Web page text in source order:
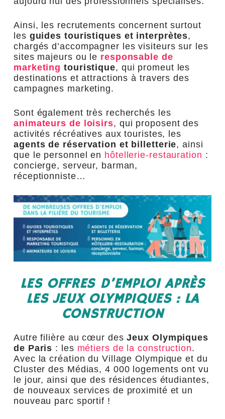
Ainsi, les recrutements concernent surtout
les guides touristiques et interprètes,
chargés d’accompagner les visiteurs sur les
sites majeurs ou le responsable de
marketing touristique, qui promeut les
destinations et attractions à travers des
campagnes marketing.
Sont également très recherchés les
animateurs de loisirs, qui proposent des
activités récréatives aux touristes, les
agents de réservation et billetterie, ainsi
que le personnel en hôtellerie-restauration :
concierge, serveur, barman,
réceptionniste…
LES OFFRES D’EMPLOI APRÈS
LES JEUX OLYMPIQUES : LA
CONSTRUCTION
Autre filière au cœur desJeux Olympiques
de Paris : les métiers de la construction.
Avec la création du Village Olympique et du
Cluster des Médias, 4 000 logements ont vu
le jour, ainsi que des résidences étudiantes,
de nouveaux services de proximité et un
nouveau parc sportif !